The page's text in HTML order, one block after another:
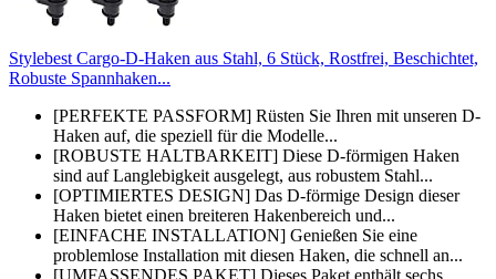
Stylebest Cargo-D-Haken aus Stahl, 6 Stück, Rostfrei, Beschichtet,
Robuste Spannhaken...
[PERFEKTE PASSFORM] Rüsten Sie Ihren mit unseren D-
Haken auf, die speziell für die Modelle...
[ROBUSTE HALTBARKEIT] Diese D-förmigen Haken
sind auf Langlebigkeit ausgelegt, aus robustem Stahl...
[OPTIMIERTES DESIGN] Das D-förmige Design dieser
Haken bietet einen breiteren Hakenbereich und...
[EINFACHE INSTALLATION] Genießen Sie eine
problemlose Installation mit diesen Haken, die schnell an...
[UMFASSENDES PAKET] Dieses Paket enthält sechs